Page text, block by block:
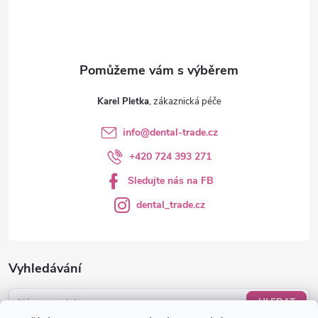
Vyhledávání
HLEDAT
Karel Pletka
info@dental-trade.cz
+420 724 393 271
Sledujte nás na FB
dental_trade.cz